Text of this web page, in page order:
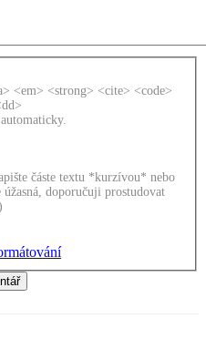
<em> <strong> <cite> <code>
částe textu *kurzívou* nebo
doporučuji prostudovat